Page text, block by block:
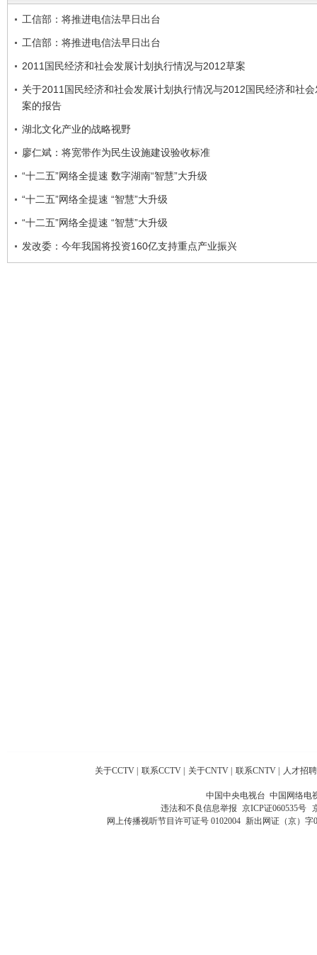
工信部：将推进电信法早日出台
工信部：将推进电信法早日出台
2011国民经济和社会发展计划执行情况与2012草案
关于2011国民经济和社会发展计划执行情况与2012国民经济和社
案的报告
湖北文化产业的战略视野
廖仁斌：将宽带作为民生设施建设验收标准
“十二五”网络全提速 数字湖南“智慧”大升级
“十二五”网络全提速 “智慧”大升级
“十二五”网络全提速 “智慧”大升级
发改委：今年我国将投资160亿支持重点产业振兴
关于CCTV 联系CCTV 关于CNTV 联系CNTV 人才招聘
中国中央电视台 中国网络电
违法和不良信息举报 京ICP证060535号
网上传播视听节目许可证号 0102004 新出网证（京）